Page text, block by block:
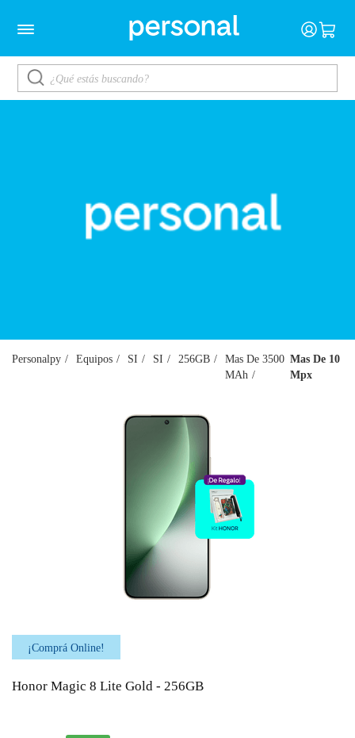
Personalpy Equipos SI SI 256GB
Mas De 3500
MAh
Mas De 10
Mpx
¡Comprá Online!
Honor Magic 8 Lite Gold - 256GB